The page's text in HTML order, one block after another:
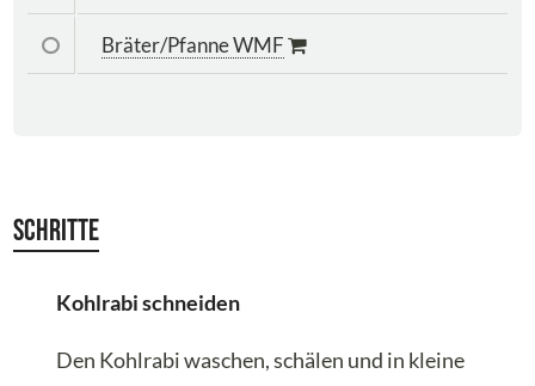
Bräter/Pfanne WMF
Schritte
Kohlrabi schneiden
Den Kohlrabi waschen, schälen und in kleine